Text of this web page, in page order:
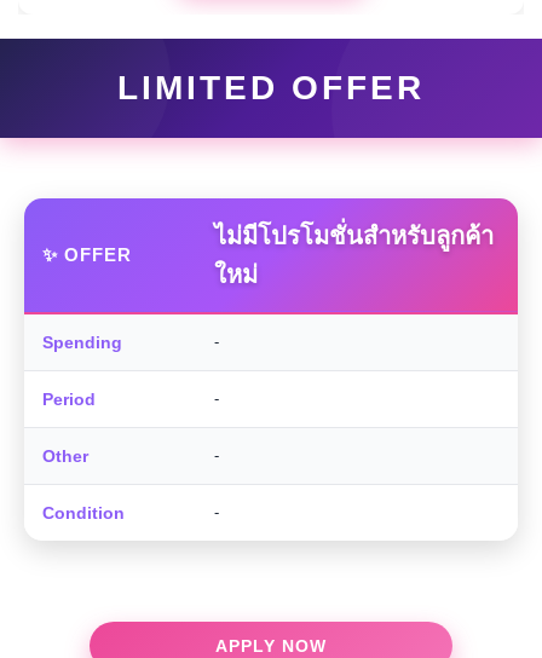
LIMITED OFFER
✨ OFFER
ไม่มีโปรโมชั่นสำหรับลูกค้า
ใหม่
Spending -
Period -
Other -
Condition -
APPLY NOW